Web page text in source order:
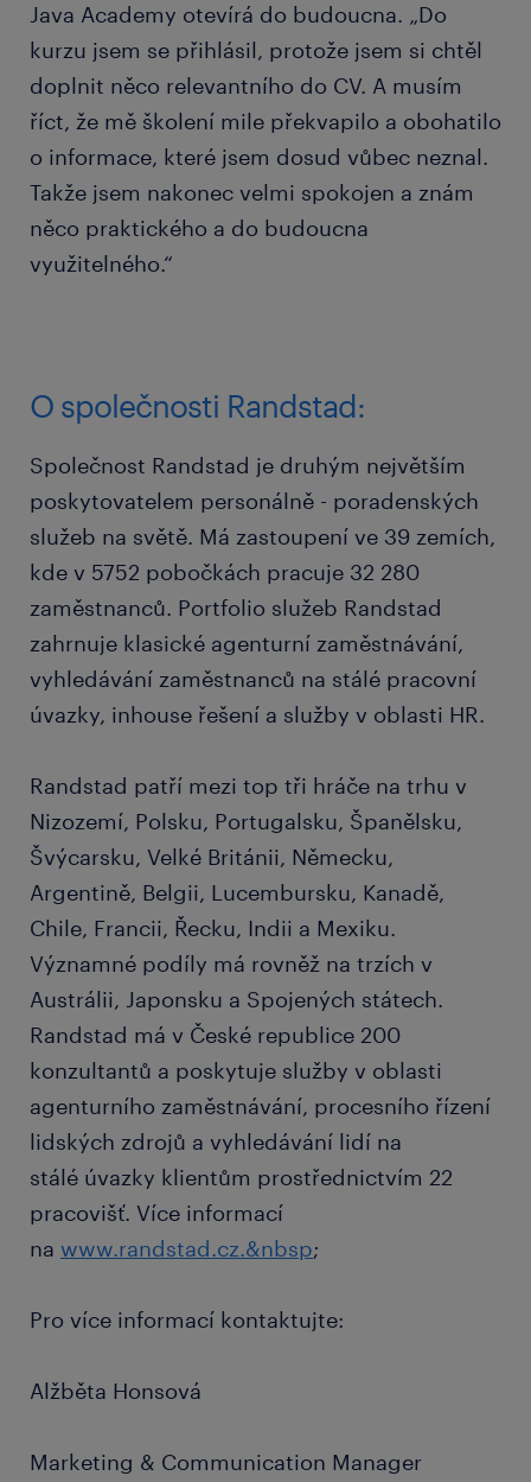
Java Academy otevírá do budoucna. „Do
kurzu jsem se přihlásil, protože jsem si chtěl
doplnit něco relevantního do CV. A musím
říct, že mě školení mile překvapilo a obohatilo
o informace, které jsem dosud vůbec neznal.
Takže jsem nakonec velmi spokojen a znám
něco praktického a do budoucna
využitelného.“
O společnosti Randstad:
Společnost Randstad je druhým největším
poskytovatelem personálně - poradenských
služeb na světě. Má zastoupení ve 39 zemích,
kde v 5752 pobočkách pracuje 32 280
zaměstnanců. Portfolio služeb Randstad
zahrnuje klasické agenturní zaměstnávání,
vyhledávání zaměstnanců na stálé pracovní
úvazky, inhouse řešení a služby v oblasti HR.
Randstad patří mezi top tři hráče na trhu v
Nizozemí, Polsku, Portugalsku, Španělsku,
Švýcarsku, Velké Británii, Německu,
Argentině, Belgii, Lucembursku, Kanadě,
Chile, Francii, Řecku, Indii a Mexiku.
Významné podíly má rovněž na trzích v
Austrálii, Japonsku a Spojených státech.
Randstad má v České republice 200
konzultantů a poskytuje služby v oblasti
agenturního zaměstnávání, procesního řízení
lidských zdrojů a vyhledávání lidí na
stálé úvazky klientům prostřednictvím 22
pracovišť. Více informací
na www.randstad.cz.&nbsp;
Pro více informací kontaktujte:
Alžběta Honsová
Marketing & Communication Manager